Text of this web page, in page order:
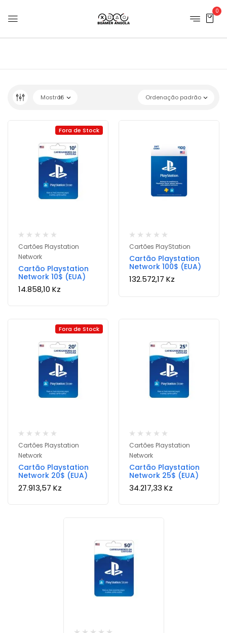
0
Ordenação padrão
Mostrar
16
Fora de Stock
Cartões Playstation
Network
Cartão Playstation
Network 10$ (EUA)
14.858,10 Kz
Cartões PlayStation
Cartão Playstation
Network 100$ (EUA)
132.572,17 Kz
Fora de Stock
Cartões Playstation
Network
Cartão Playstation
Network 20$ (EUA)
27.913,57 Kz
Cartões Playstation
Network
Cartão Playstation
Network 25$ (EUA)
34.217,33 Kz